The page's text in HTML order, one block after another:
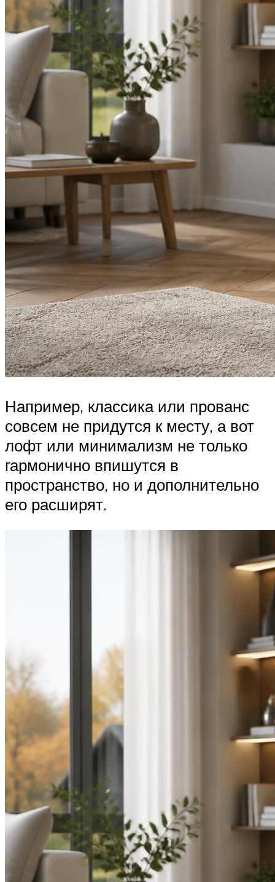
Например, классика или прованс
совсем не придутся к месту, а вот
лофт или минимализм не только
гармонично впишутся в
пространство, но и дополнительно
его расширят.